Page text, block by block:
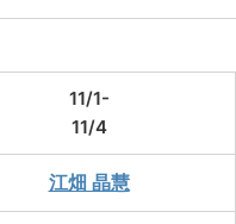
11/1-
11/4
江畑 晶慧